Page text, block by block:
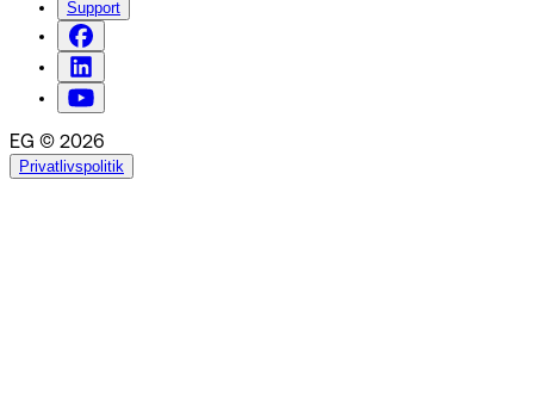
Support
EG © 2026
Privatlivspolitik